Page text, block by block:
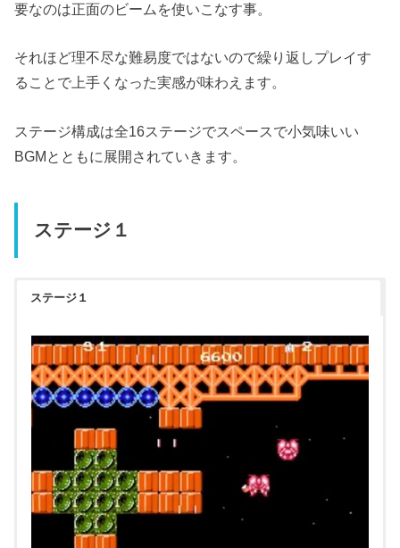
要なのは正面のビームを使いこなす事。
それほど理不尽な難易度ではないので繰り返しプレイす
ることで上手くなった実感が味わえます。
ステージ構成は全16ステージでスペースで小気味いい
BGMとともに展開されていきます。
ステージ１
ステージ１